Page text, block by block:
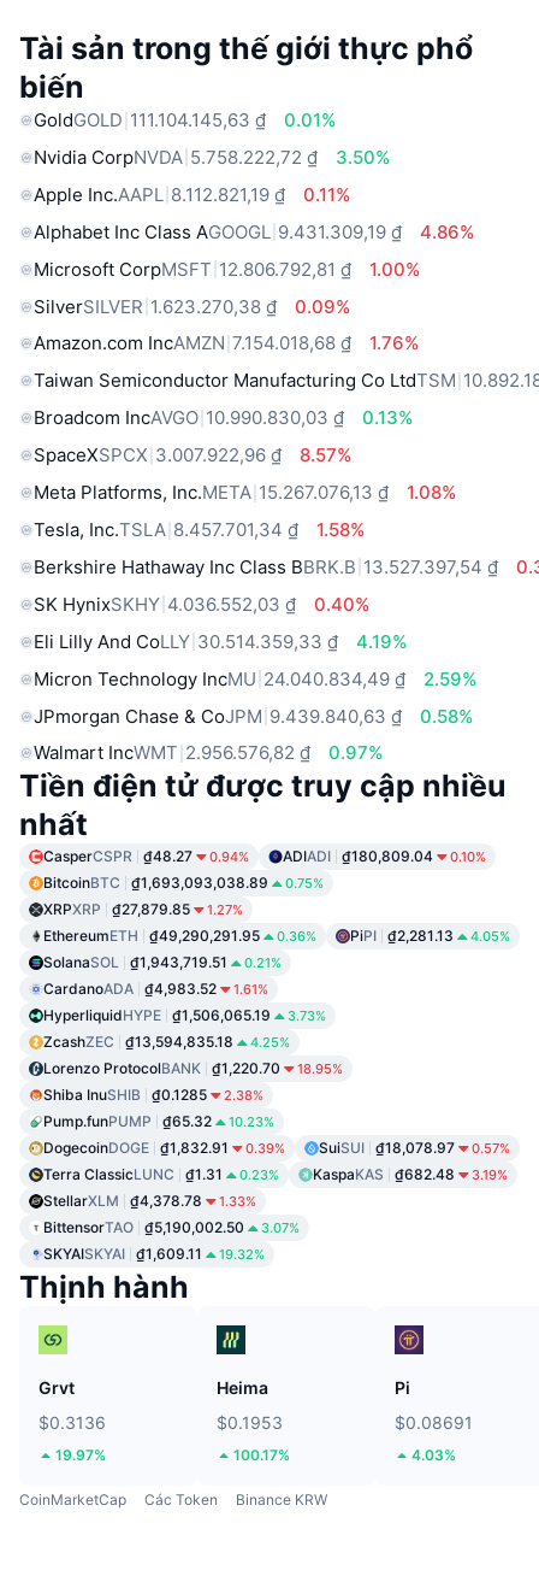
Tài sản trong thế giới thực phổ
biến
GoldGOLD 111.104.145,63 ₫
0.01%
Nvidia CorpNVDA 5.758.222,72 ₫
3.50%
Apple Inc.AAPL 8.112.821,19 ₫
0.11%
Alphabet Inc Class AGOOGL 9.431.309,19 ₫
4.86%
Microsoft CorpMSFT 12.806.792,81 ₫
1.00%
SilverSILVER 1.623.270,38 ₫
0.09%
Amazon.com IncAMZN 7.154.018,68 ₫
1.76%
Taiwan Semiconductor Manufacturing Co LtdTSM
Broadcom IncAVGO 10.990.830,03 ₫
0.13%
SpaceXSPCX 3.007.922,96 ₫
8.57%
Meta Platforms, Inc.META 15.267.076,13 ₫
1.08%
Tesla, Inc.TSLA 8.457.701,34 ₫
1.58%
Berkshire Hathaway Inc Class BBRK.B 13.527.397,54 ₫
SK HynixSKHY 4.036.552,03 ₫
0.40%
Eli Lilly And CoLLY 30.514.359,33 ₫
4.19%
Micron Technology IncMU 24.040.834,49 ₫
2.59%
JPmorgan Chase & CoJPM 9.439.840,63 ₫
0.58%
Walmart IncWMT 2.956.576,82 ₫ 0.97%
Tiền điện tử được truy cập nhiều
nhất
CasperCSPR ₫48.27 0.94% ADIADI ₫180,809.04 0.10%
BitcoinBTC ₫1,693,093,038.89 0.75%
XRPXRP ₫27,879.85 1.27%
EthereumETH ₫49,290,291.95 0.36% PiPI ₫2,281.13 4.05%
SolanaSOL ₫1,943,719.51 0.21%
CardanoADA ₫4,983.52 1.61%
HyperliquidHYPE ₫1,506,065.19 3.73%
ZcashZEC ₫13,594,835.18 4.25%
Lorenzo ProtocolBANK ₫1,220.70 18.95%
Shiba InuSHIB ₫0.1285 2.38%
Pump.funPUMP ₫65.32 10.23%
DogecoinDOGE ₫1,832.91 0.39% SuiSUI ₫18,078.97 0.57%
Terra ClassicLUNC ₫1.31 0.23% KaspaKAS ₫682.48 3.19%
StellarXLM ₫4,378.78 1.33%
BittensorTAO ₫5,190,002.50 3.07%
SKYAISKYAI ₫1,609.11 19.32%
Thịnh hành
Grvt
$0.3136
19.97%
Heima
$0.1953
100.17%
Pi
$0.08691
4.03%
CoinMarketCap Các Token Binance KRW